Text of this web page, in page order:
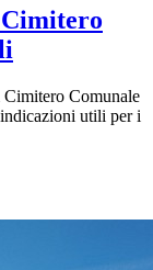
Comunale
utili per i